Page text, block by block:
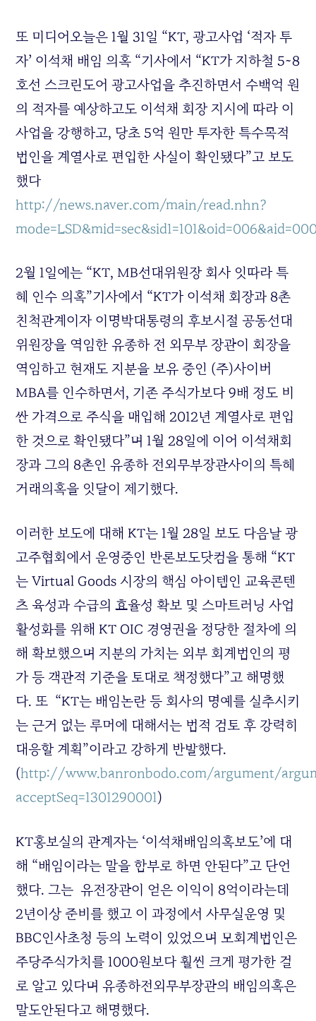
또 미디어오늘은 1월 31일 “KT, 광고사업 ‘적자 투
자’ 이석채 배임 의혹 “기사에서 “KT가 지하철 5~8
호선 스크린도어 광고사업을 추진하면서 수백억 원
의 적자를 예상하고도 이석채 회장 지시에 따라 이
사업을 강행하고, 당초 5억 원만 투자한 특수목적
법인을 계열사로 편입한 사실이 확인됐다”고 보도
했다
http://news.naver.com/main/read.nhn?
2월 1일에는 “KT, MB선대위원장 회사 잇따라 특
혜 인수 의혹”기사에서 “KT가 이석채 회장과 8촌
친척관계이자 이명박대통령의 후보시절 공동선대
위원장을 역임한 유종하 전 외무부 장관이 회장을
역임하고 현재도 지분을 보유 중인 (주)사이버
MBA를 인수하면서, 기존 주식가보다 9배 정도 비
싼 가격으로 주식을 매입해 2012년 계열사로 편입
한 것으로 확인됐다”며 1월 28일에 이어 이석채회
장과 그의 8촌인 유종하 전외무부장관사이의 특혜
거래의혹을 잇달이 제기했다.
이러한 보도에 대해 KT는 1월 28일 보도 다음날 광
고주협회에서 운영중인 반론보도닷컴을 통해 “KT
는 Virtual Goods 시장의 핵심 아이템인 교육콘텐
츠 육성과 수급의 효율성 확보 및 스마트러닝 사업
활성화를 위해 KT OIC 경영권을 정당한 절차에 의
해 확보했으며 지분의 가치는 외부 회계법인의 평
가 등 객관적 기준을 토대로 책정했다”고 해명했
다. 또 “KT는 배임논란 등 회사의 명예를 실추시키
는 근거 없는 루머에 대해서는 법적 검토 후 강력히
대응할 계획”이라고 강하게 반발했다.
(http://www.banronbodo.com/argument/
acceptSeq=1301290001)
KT홍보실의 관계자는 ‘이석채배임의혹보도’에 대
해 “배임이라는 말을 함부로 하면 안된다”고 단언
했다. 그는 유전장관이 얻은 이익이 8억이라는데
2년이상 준비를 했고 이 과정에서 사무실운영 및
BBC인사초청 등의 노력이 있었으며 모회계법인은
주당주식가치를 1000원보다 훨씬 크게 평가한 걸
로 알고 있다며 유종하전외무부장관의 배임의혹은
말도안된다고 해명했다.